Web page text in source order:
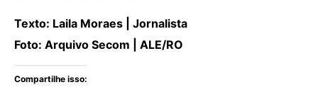
Texto: Laila Moraes | Jornalista
Foto: Arquivo Secom | ALE/RO
Compartilhe isso: